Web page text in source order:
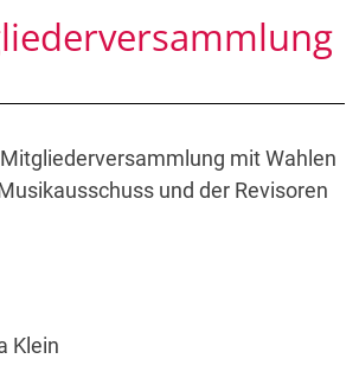
mit Wahlen
und der Revisoren
Klein